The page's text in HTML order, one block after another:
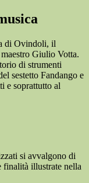
di Ovindoli, il
Giulio Votta.
di strumenti
sestetto Fandango e
e soprattutto al
si avvalgono di
finalità illustrate nella